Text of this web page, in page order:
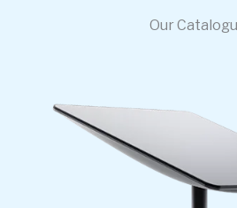
Our